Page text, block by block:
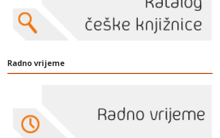
Radno vrijeme